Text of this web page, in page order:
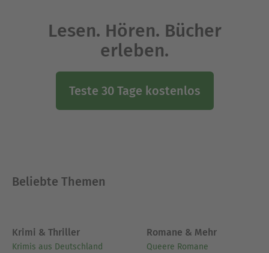
Lesen. Hören. Bücher
erleben.
Teste 30 Tage kostenlos
Beliebte Themen
Krimi & Thriller
Krimis aus Deutschland
Romane & Mehr
Queere Romane